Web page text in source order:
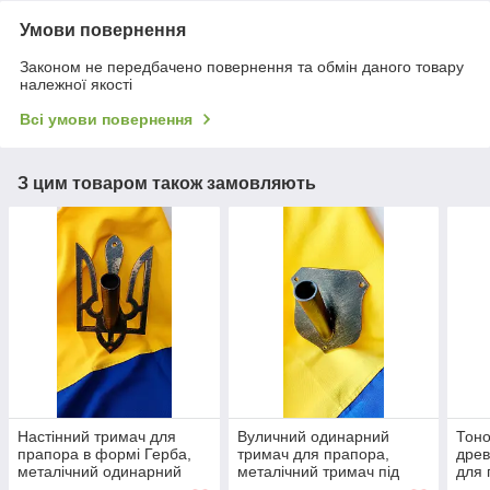
Умови повернення
Законом не передбачено повернення та обмін даного товару
належної якості
Всі умови повернення
З цим товаром також замовляють
Настінний тримач для
прапора в формі Герба,
металічний одинарний
Вуличний одинарний
тримач для прапора,
металічний тримач під
для